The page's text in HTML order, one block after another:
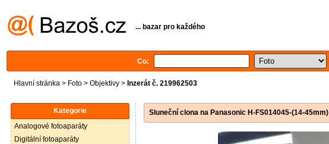
... bazar pro každého
Co:
Hlavní stránka > Foto > Objektivy > Inzerát č. 219962503
Kategorie
Analogové fotoaparáty
Digitální fotoaparáty
Sluneční clona na Panasonic H-FS014045-(14-45mm)